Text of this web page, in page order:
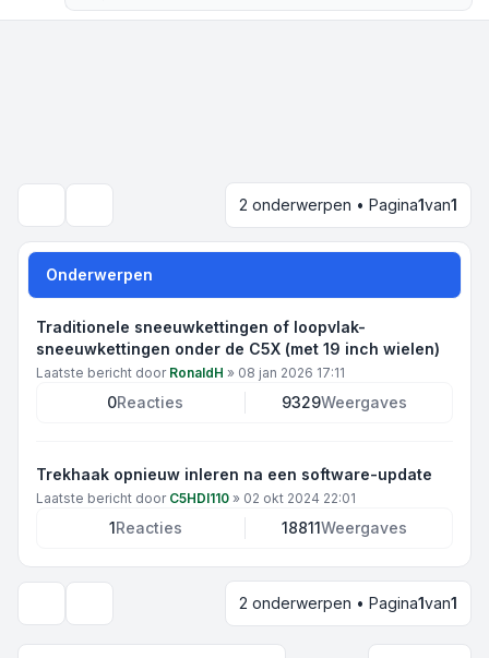
2 onderwerpen • Pagina1van1
Onderwerpen
Traditionele sneeuwkettingen of loopvlak-
sneeuwkettingen onder de C5X (met 19 inch wielen)
Laatste bericht door RonaldH » 08 jan 2026 17:11
0Reacties 9329Weergaves
Trekhaak opnieuw inleren na een software-update
Laatste bericht door C5HDI110 » 02 okt 2024 22:01
1Reacties 18811Weergaves
Weergave- en sorteeropties2 onderwerpen • Pagina1van1